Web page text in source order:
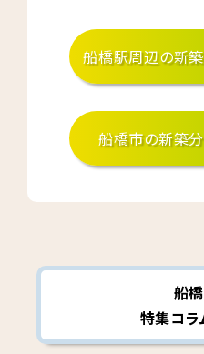
船橋駅周辺の新
船橋市の新築
船
特集コラ